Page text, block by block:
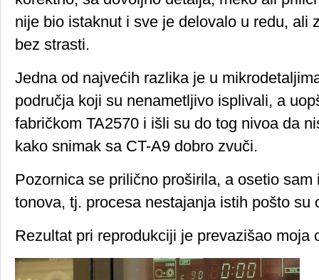
nije bio istaknut i sve je delovalo u redu, ali
bez strasti.
Jedna od najvećih razlika je u
područja koji su nenametljivo isplivali, a
fabričkom TA2570 i išli su do tog nivoa da
kako snimak sa CT-A9 dobro zvuči.
Pozornica se prilično proširila, a osetio
tonova, tj. procesa nestajanja istih pošto su
Rezultat pri reprodukciji je prevazišao moja